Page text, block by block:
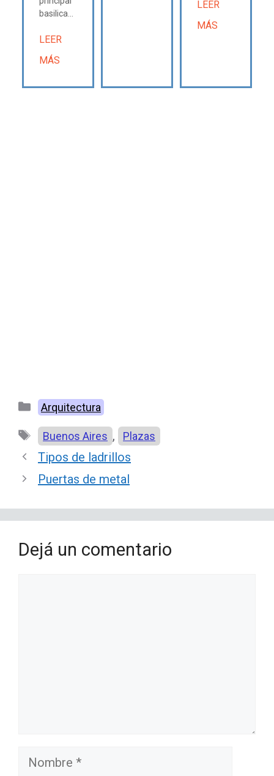
basilica...
LEER
MÁS
LEER
MÁS
Categorías
Arquitectura
Etiquetas
Buenos Aires , Plazas
Tipos de ladrillos
Puertas de metal
Dejá un comentario
Nombre